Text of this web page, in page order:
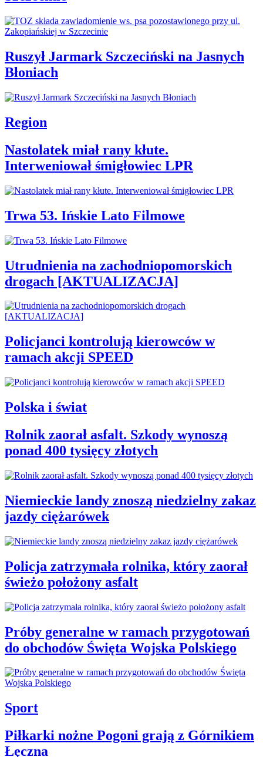
Ruszył Jarmark Szczeciński na Jasnych
Błoniach
Region
Nastolatek miał rany kłute.
Interweniował śmigłowiec LPR
Trwa 53. Ińskie Lato Filmowe
Utrudnienia na zachodniopomorskich
drogach [AKTUALIZACJA]
Policjanci kontrolują kierowców w
ramach akcji SPEED
Polska i świat
Rolnik zaorał asfalt. Szkody wynoszą
ponad 400 tysięcy złotych
Niemieckie landy znoszą niedzielny zakaz
jazdy ciężarówek
Policja zatrzymała rolnika, który zaorał
świeżo położony asfalt
Próby generalne w ramach przygotowań
do obchodów Święta Wojska Polskiego
Sport
Piłkarki nożne Pogoni grają z Górnikiem
Łęczna